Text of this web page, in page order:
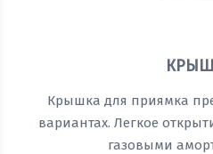
Крышка для приямка
вариантах. Легкое
газовыми